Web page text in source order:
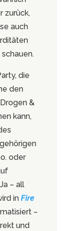
zurück,
auch
die
den
&
kann,
oder
– all
in Fire
–
und